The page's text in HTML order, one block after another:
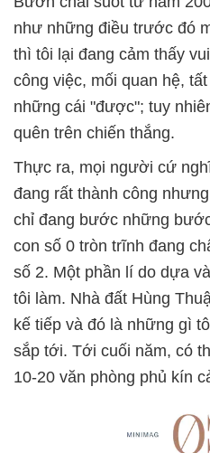
như những điều trước đó
thì tôi lại đang cảm thấy
công việc, mối quan hệ,
những cái "được"; tuy
quên trên chiến thắng.
Thực ra, mọi người cứ
đang rất thành công
chỉ đang bước những
con số 0 tròn trĩnh đang
số 2. Một phần lí do dựa
tôi làm. Nhà đất Hùng
kế tiếp và đó là những gì
sắp tới. Tới cuối năm, có
10-20 văn phòng phủ kín